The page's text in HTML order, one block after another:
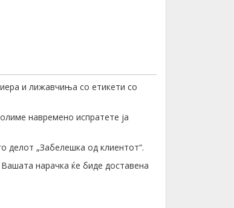
и лижавчиња со етикети со
навремено испратете ја
делот „Забелешка од клиентот“.
нарачка ќе биде доставена